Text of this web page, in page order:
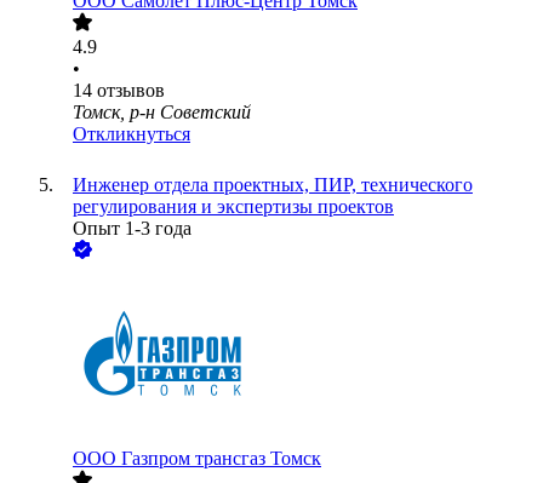
4.9
•
14 отзывов
Томск, р-н Советский
Откликнуться
Инженер отдела проектных, ПИР, технического
регулирования и экспертизы проектов
Опыт 1-3 года
ООО Газпром трансгаз Томск